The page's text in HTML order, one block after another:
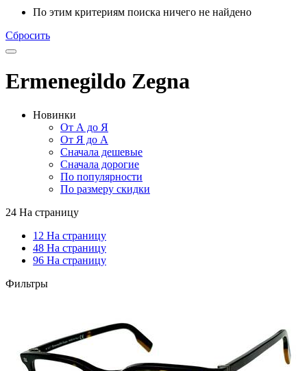
По этим критериям поиска ничего не найдено
Сбросить
Ermenegildo Zegna
Новинки
От А до Я
От Я до А
Сначала дешевые
Сначала дорогие
По популярности
По размеру скидки
24 На страницу
12 На страницу
48 На страницу
96 На страницу
Фильтры